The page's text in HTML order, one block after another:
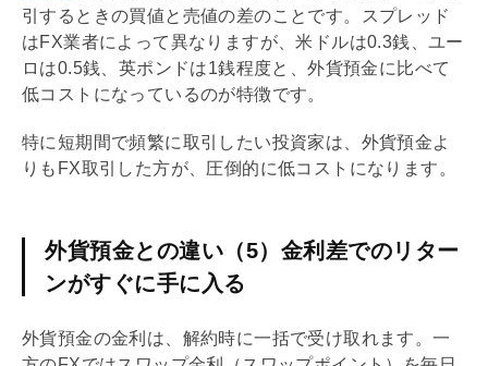
引するときの買値と売値の差のことです。スプレッド
はFX業者によって異なりますが、米ドルは0.3銭、ユー
ロは0.5銭、英ポンドは1銭程度と、外貨預金に比べて
低コストになっているのが特徴です。
特に短期間で頻繁に取引したい投資家は、外貨預金よ
りもFX取引した方が、圧倒的に低コストになります。
外貨預金との違い（5）金利差でのリター
ンがすぐに手に入る
外貨預金の金利は、解約時に一括で受け取れます。一